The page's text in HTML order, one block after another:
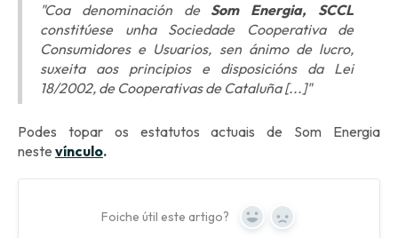
"Coa denominación de Som Energia, SCCL
constitúese unha Sociedade Cooperativa de
Consumidores e Usuarios, sen ánimo de lucro,
suxeita aos principios e disposicións da Lei
18/2002, de Cooperativas de Cataluña [...]"
Podes topar os estatutos actuais de Som Energia
neste vínculo.
Foiche útil este artigo? Yes No